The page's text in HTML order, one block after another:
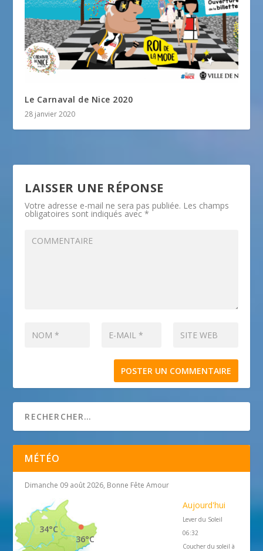
Le Carnaval de Nice 2020
28 janvier 2020
LAISSER UNE RÉPONSE
Votre adresse e-mail ne sera pas publiée. Les champs
obligatoires sont indiqués avec*
MÉTÉO
Dimanche 09 août 2026, Bonne Fête Amour
36°C
34°C
Aujourd'hui
Lever du Soleil
06:32
Coucher du soleil à